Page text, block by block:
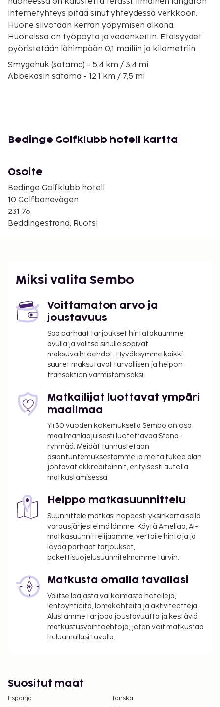
internetyhteys pitää sinut yhteydessä verkkoon.
Huone siivotaan kerran yöpymisen aikana.
Huoneissa on työpöytä ja vedenkeitin. Etäisyydet
pyöristetään lähimpään 0,1 mailiin ja kilometriin.
Smygehuk (satama) - 5,4 km / 3,4 mi
Abbekasin satama - 12,1 km / 7,5 mi
Trelleborgs Museum (museo) - 19,6 km / 12,2 mi
Tegelberga Golf and Country Club - 21 km / 13,1 mi
Johanna-museo - 21,2 km / 13,1 mi
Trelleborgs Golf Club (gofkerho) - 24,6 km / 15,3 mi
Maglarpsin vanha kirkko - 24,8 km / 15,4 mi
Alesin kivet - 27,3 km / 17 mi
Palveluihin kuuluu ilmainen pysäköinti. Seuraavat
langaton internetyhteys ja pysäköinti polkupyörille.
Golfrestaurang palvelee majoituspaikan asiakkaita.
Päätä päiväsi nauttimalla muutama drinkki
baarissa. Maksullinen buffetaamiainen tarjotaan
päivittäin klo 8.00–10.00.
Maksu buffetaamiaisesta: noin 150 SEK per
Yllä oleva luettelo ei ehkä kata kaikkea. Maksut ja
takuumaksut eivät välttämättä sisällä veroja, ja ne
saattavat muuttua.
Golfin tiiajat tulee varata etukäteen. Varauksen
voi tehdä ottamalla majoituspaikkaan yhteyttä
ennen saapumista soittamalla
varausvahvistuksessa olevaan numeroon.
mobiililaitteella.
Bedinge Golfklubb hotell kartta
Osoite
Bedinge Golfklubb hotell
10 Golfbanevägen
231 76
Beddingestrand, Ruotsi
Miksi valita Sembo
Voittamaton arvo ja
joustavuus
Saa parhaat tarjoukset hintatakuumme
avulla ja valitse sinulle sopivat
maksuvaihtoehdot. Hyväksymme kaikki
suuret maksutavat turvallisen ja helpon
transaktion varmistamiseksi.
Matkailijat luottavat ympäri
maailmaa
Yli 30 vuoden kokemuksella Sembo on osa
maailmanlaajuisesti luotettavaa Stena-
ryhmää. Meidät tunnustetaan
asiantuntemuksestamme ja meitä tukee alan
johtavat akkreditoinnit, erityisesti autolla
matkustamisessa.
Helppo matkasuunnittelu
Suunnittele matkasi nopeasti yksinkertaisella
varausjärjestelmällämme. Käytä Ameliaa, AI-
matkasuunnittelijaamme, vertaile hintoja ja
löydä parhaat tarjoukset,
pakettisuojelusuunnitelmamme turvin.
Matkusta omalla tavallasi
Valitse laajasta valikoimasta hotelleja,
lentoyhtiöitä, lomakohteita ja aktiviteetteja.
Alustamme tarjoaa joustavuutta ja kestäviä
matkustusvaihtoehtoja, joten voit matkustaa
haluamallasi tavalla.
Suositut maat
Espanja
Tanska